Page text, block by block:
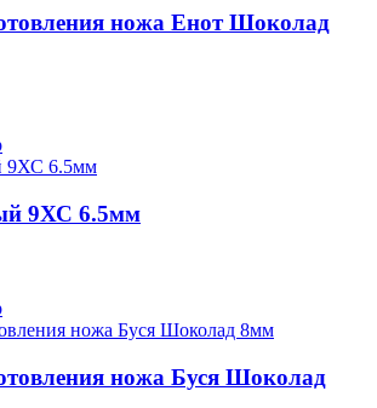
ножа Енот Шоколад
9ХС 6.5мм
ножа Буся Шоколад